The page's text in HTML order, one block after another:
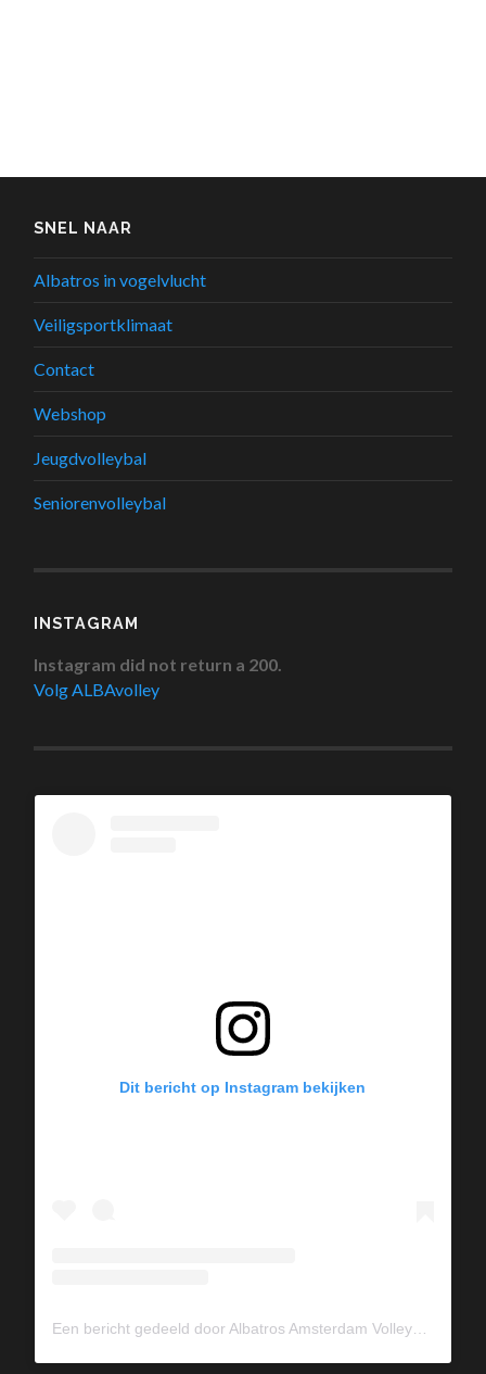
SNEL NAAR
Albatros in vogelvlucht
Veiligsportklimaat
Contact
Webshop
Jeugdvolleybal
Seniorenvolleybal
INSTAGRAM
Instagram did not return a 200.
Volg ALBAvolley
Dit bericht op Instagram bekijken